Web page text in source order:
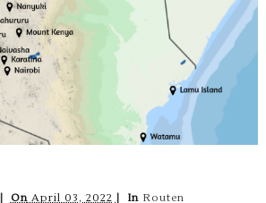
OnApril 03, 2022 In Routen